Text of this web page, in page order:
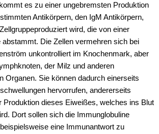
es zu einer ungebremsten Produktion
Antikörpern, den IgM Antikörpern,
wird, die von einer
abstammt. Die Zellen vermehren sich bei
unkontrolliert im Knochenmark, aber
der Milz und anderen
Organen. Sie können dadurch einerseits
hervorrufen, andererseits
Produktion dieses Eiweißes, welches ins Blut
Dort sollen sich die Immunglobuline
eine Immunantwort zu